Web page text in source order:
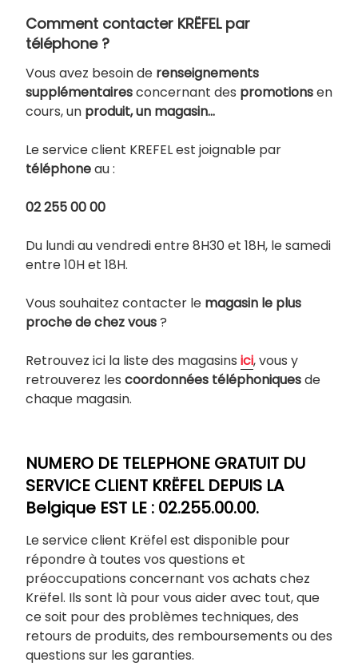
Comment contacter KRËFEL par
téléphone ?
Vous avez besoin de renseignements
supplémentairesconcernant des promotionsen
cours, un produit, un magasin…
Le service client KREFEL est joignable par
téléphoneau :
02 255 00 00
Du lundi au vendredi entre 8H30 et 18H, le samedi
entre 10H et 18H.
Vous souhaitez contacter le magasin le plus
proche de chez vous?
Retrouvez ici la liste des magasins ici, vous y
retrouverez les coordonnées téléphoniquesde
chaque magasin.
NUMERO DE TELEPHONE GRATUIT DU
SERVICE CLIENT KRËFEL DEPUIS LA
Belgique EST LE : 02.255.00.00.
Le service client Krëfel est disponible pour
répondre à toutes vos questions et
préoccupations concernant vos achats chez
Krëfel. Ils sont là pour vous aider avec tout, que
ce soit pour des problèmes techniques, des
retours de produits, des remboursements ou des
questions sur les garanties.